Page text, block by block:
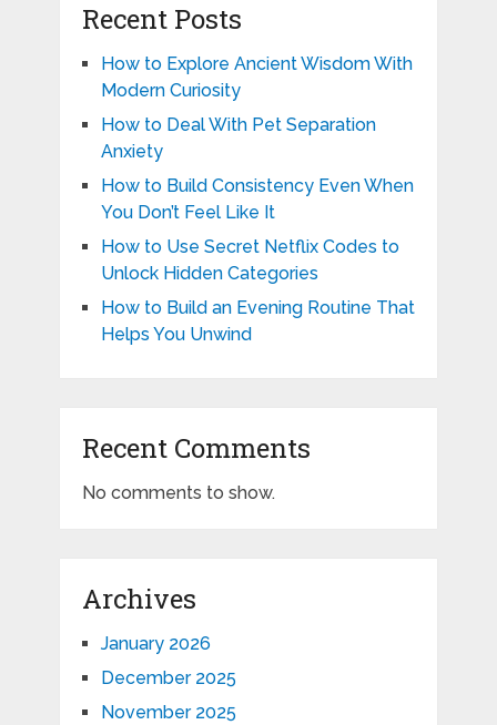
Recent Posts
How to Explore Ancient Wisdom With
Modern Curiosity
How to Deal With Pet Separation
Anxiety
How to Build Consistency Even When
You Don’t Feel Like It
How to Use Secret Netflix Codes to
Unlock Hidden Categories
How to Build an Evening Routine That
Helps You Unwind
Recent Comments
No comments to show.
Archives
January 2026
December 2025
November 2025